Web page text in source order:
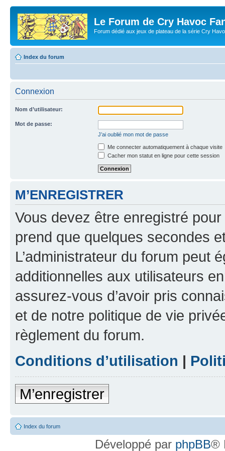
Le Forum de Cry Havoc
Forum dédié aux jeux de plateau de la série Cry
Index du forum
Connexion
Nom d’utilisateur:
Mot de passe:
J’ai oublié mon mot de passe
Me connecter automatiquement à chaque visite
Cacher mon statut en ligne pour cette session
M’ENREGISTRER
Vous devez être enregistré
prend que quelques secondes
L’administrateur du forum peut
additionnelles aux utilisateurs
assurez-vous d’avoir pris
et de notre politique de vie
règlement du forum.
Conditions d’utilisation |
M’enregistrer
Index du forum
Développé par phpBB®